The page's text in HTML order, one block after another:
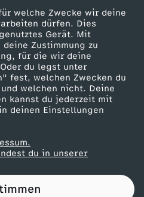
welche Zwecke wir deine
dürfen. Dies
Gerät. Mit
Zustimmung zu
für die wir deine
du legst unter
fest, welchen Zwecken du
welchen nicht. Deine
kannst du jederzeit mit
deinen Einstellungen
du in unserer